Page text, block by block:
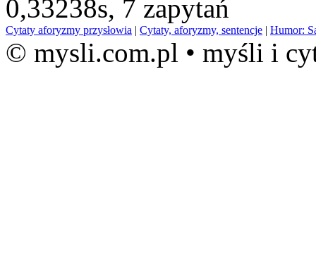
0,33238s, 7 zapytań
Cytaty aforyzmy przysłowia | Cytaty, aforyzmy, sentencje | Humor:
© mysli.com.pl • myśli i